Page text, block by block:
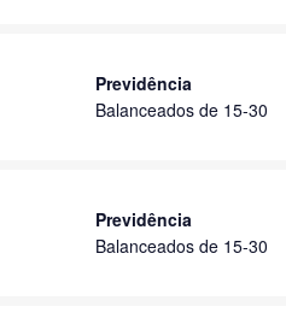
Previdência
Balanceados de 15-30
Previdência
Balanceados de 15-30